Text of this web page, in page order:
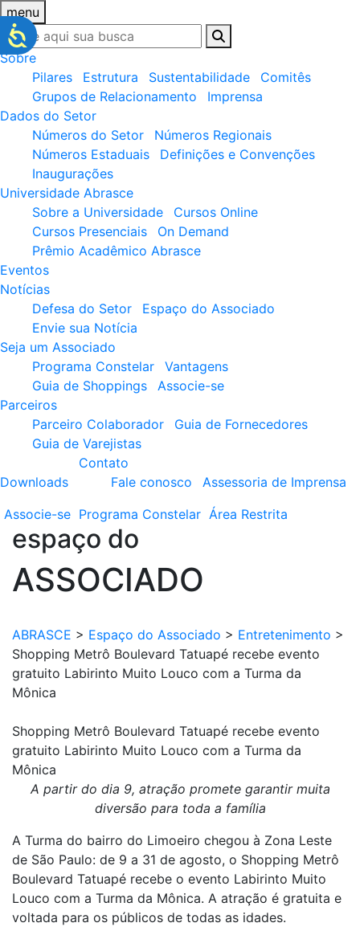
menu
Sobre
Pilares
Estrutura Sustentabilidade
Comitês
Grupos de Relacionamento
Imprensa
Dados do Setor
Números do Setor
Números Regionais
Números Estaduais
Definições e Convenções
Inaugurações
Universidade Abrasce
Sobre a Universidade
Cursos Online
Cursos Presenciais
On Demand
Prêmio Acadêmico Abrasce
Eventos
Notícias
Defesa do Setor
Espaço do Associado
Envie sua Notícia
Seja um Associado
Programa Constelar
Vantagens
Guia de Shoppings
Associe-se
Parceiros
Parceiro Colaborador
Guia de Fornecedores
Guia de Varejistas
Downloads
Contato
Fale conosco
Assessoria de Imprensa
Associe-se Programa Constelar Área Restrita
espaço do
ASSOCIADO
ABRASCE > Espaço do Associado > Entretenimento >
Shopping Metrô Boulevard Tatuapé recebe evento
gratuito Labirinto Muito Louco com a Turma da
Mônica
Shopping Metrô Boulevard Tatuapé recebe evento
gratuito Labirinto Muito Louco com a Turma da
Mônica
A partir do dia 9, atração promete garantir muita
diversão para toda a família
A Turma do bairro do Limoeiro chegou à Zona Leste
de São Paulo: de 9 a 31 de agosto, o Shopping Metrô
Boulevard Tatuapé recebe o evento Labirinto Muito
Louco com a Turma da Mônica. A atração é gratuita e
voltada para os públicos de todas as idades.